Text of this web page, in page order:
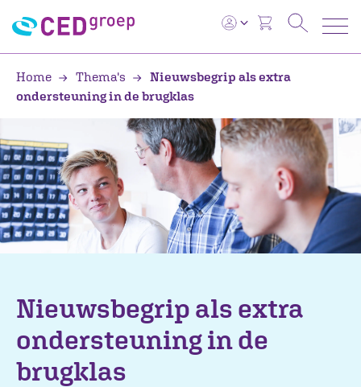
Home Thema's
Nieuwsbegrip als extra
ondersteuning in de brugklas
Nieuwsbegrip als extra
ondersteuning in de
brugklas